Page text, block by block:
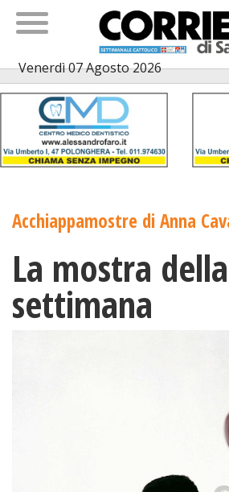
Venerdì 07 Agosto 2026
Acchiappamostre di Anna
La mostra della
settimana